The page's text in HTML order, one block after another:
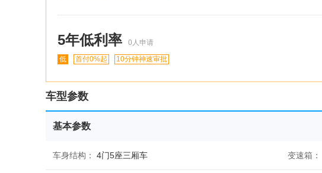
5年低利率 0 人申请
低
首付0%起 10分钟神速审批
车型参数
基本参数
车身结构： 4门5座三厢车 变速箱：